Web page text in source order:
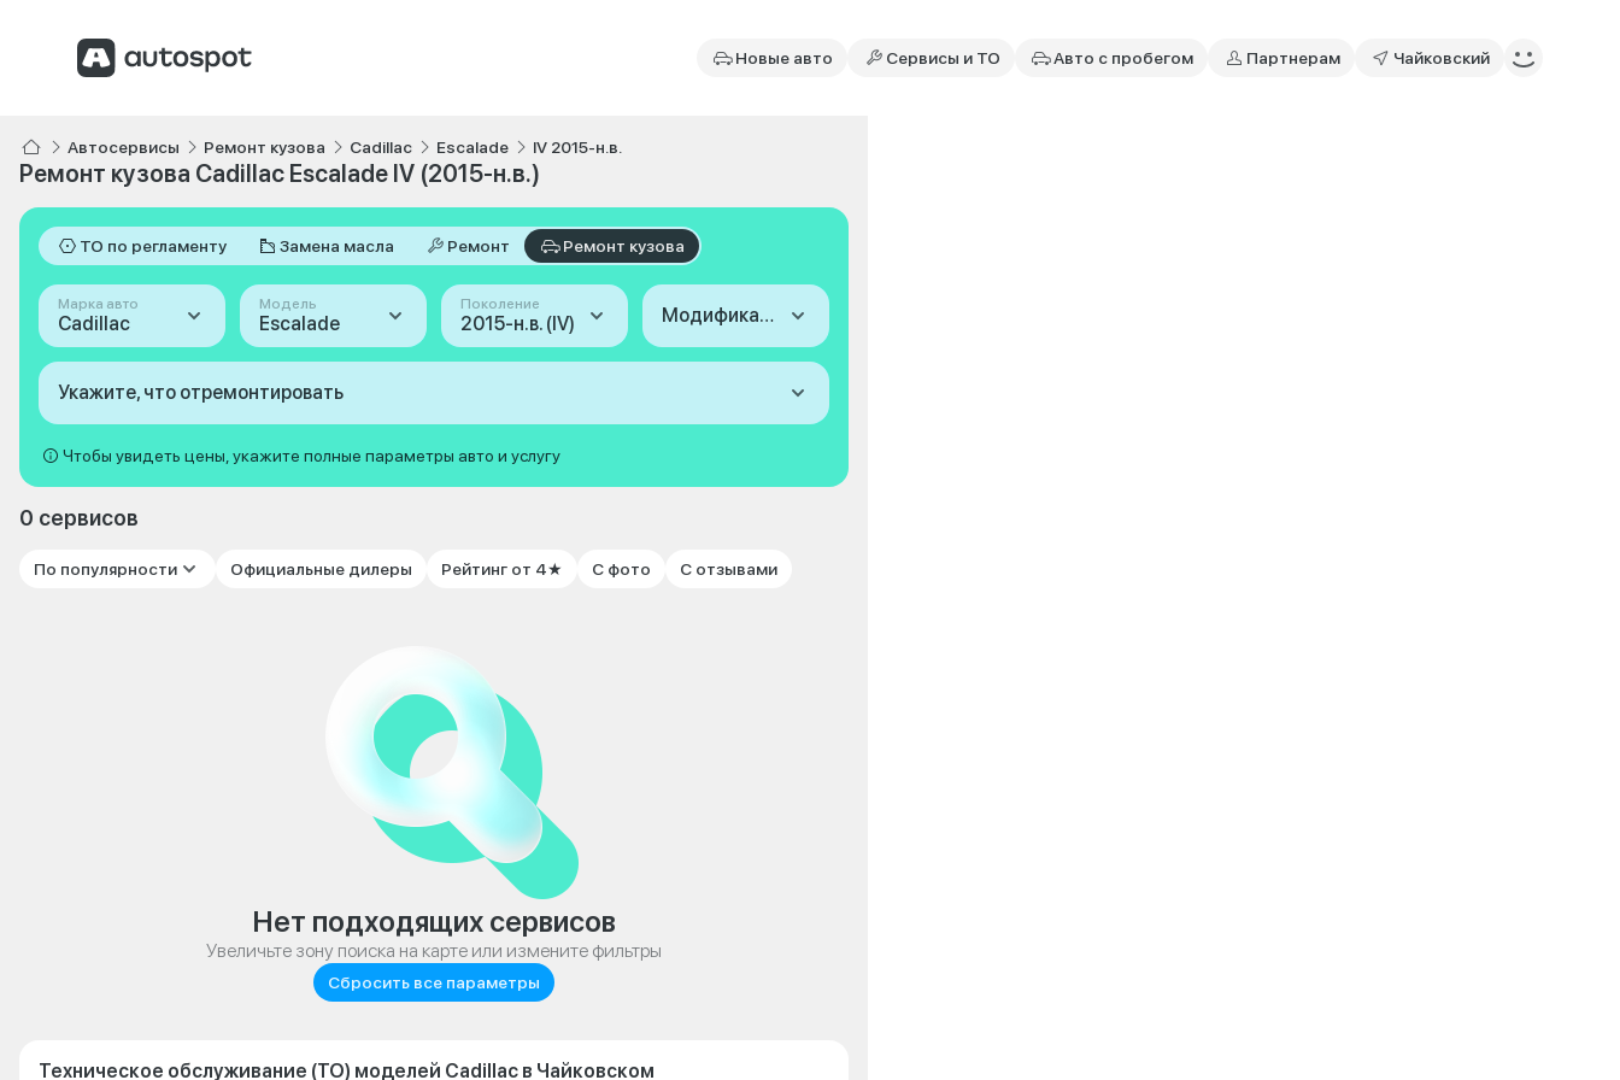
Новые авто Сервисы и ТО Авто с пробегом Партнерам Чайковский
Автосервисы Ремонт кузова Cadillac Escalade IV 2015-н.в.
Ремонт кузова Cadillac Escalade IV (2015-н.в.)
ТО по регламенту Замена масла Ремонт Ремонт кузова
Марка авто
Cadillac
Модель
Escalade
Поколение
2015-н.в. (IV) Модификация
Укажите, что отремонтировать
Чтобы увидеть цены, укажите полные параметры авто и услугу
0 сервисов
По популярности Официальные дилеры Рейтинг от 4★ С фото С отзывами
Нет подходящих сервисов
Увеличьте зону поиска на карте или измените фильтры
Сбросить все параметры
Техническое обслуживание (ТО) моделей Cadillac в Чайковском